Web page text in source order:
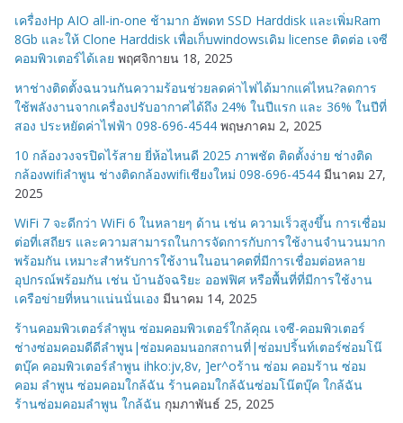
มู่
เครื่องHp AIO all-in-one ช้ามาก อัพดท SSD Harddisk และเพิ่มRam
8Gb และให้ Clone Harddisk เพื่อเก็บwindowsเดิม license ติดต่อ เจซี
คอมพิวเตอร์ได้เลย พฤศจิกายน 18, 2025
หาช่างติดตั้งฉนวนกันความร้อนช่วยลดค่าไฟได้มากแค่ไหน?ลดการ
ใช้พลังงานจากเครื่องปรับอากาศได้ถึง 24% ในปีแรก และ 36% ในปีที่
สอง ประหยัดค่าไฟฟ้า 098-696-4544 พฤษภาคม 2, 2025
10 กล้องวงจรปิดไร้สาย ยี่ห้อไหนดี 2025 ภาพชัด ติดตั้งง่าย ช่างติด
กล้องwifiลำพูน ช่างติดกล้องwifiเชียงใหม่ 098-696-4544 มีนาคม 27,
2025
WiFi 7 จะดีกว่า WiFi 6 ในหลายๆ ด้าน เช่น ความเร็วสูงขึ้น การเชื่อม
ต่อที่เสถียร และความสามารถในการจัดการกับการใช้งานจำนวนมาก
พร้อมกัน เหมาะสำหรับการใช้งานในอนาคตที่มีการเชื่อมต่อหลาย
อุปกรณ์พร้อมกัน เช่น บ้านอัจฉริยะ ออฟฟิศ หรือพื้นที่ที่มีการใช้งาน
เครือข่ายที่หนาแน่นนั่นเอง มีนาคม 14, 2025
ร้านคอมพิวเตอร์ลำพูน ซ่อมคอมพิวเตอร์ใกล้คุณ เจซี-คอมพิวเตอร์
ช่างซ่อมคอมดีดีลำพูน|ซ่อมคอมนอกสถานที่|ซ่อมปริ้นท์เตอร์ซ่อมโน๊
ตบุ๊ค คอมพิวเตอร์ลำพูน ihko:jv,8v, ]er^oร้าน ซ่อม คอมร้าน ซ่อม
คอม ลำพูน ซ่อมคอมใกล้ฉัน ร้านคอมใกล้ฉันซ่อมโน๊ตบุ๊ค ใกล้ฉัน
ร้านซ่อมคอมลำพูน ใกล้ฉัน กุมภาพันธ์ 25, 2025